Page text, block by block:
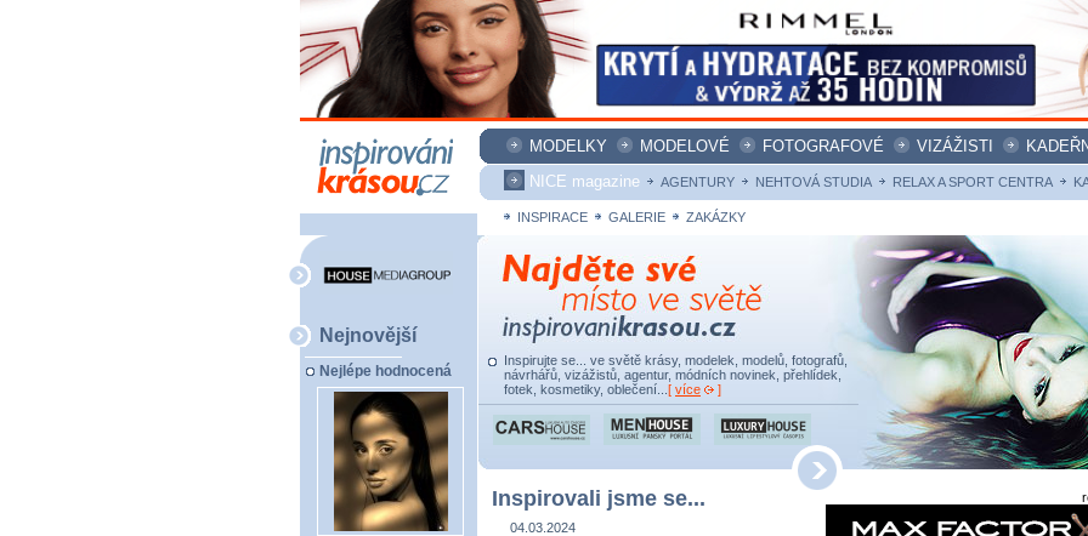
MODELKY MODELOVÉ FOTOGRAFOVÉ VIZÁŽISTI
NICE magazine
AGENTURY NEHTOVÁ STUDIA RELAX A SPORT CENTRA
INSPIRACE GALERIE ZAKÁZKY
Nejnovější
Nejlépe hodnocená
Inspirujte se... ve světě krásy, modelek, modelů, fotografů,
návrhářů, vizážistů, agentur, módních novinek, přehlídek,
fotek, kosmetiky, oblečení... [ více ]
Inspirovali jsme se...
04.03.2024